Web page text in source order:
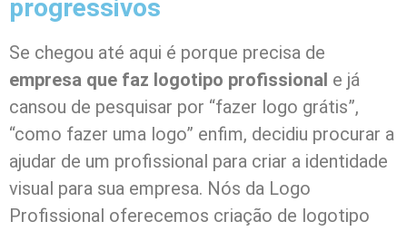
progressivos
Se chegou até aqui é porque precisa de
empresa que faz logotipo profissional e já
cansou de pesquisar por “fazer logo grátis”,
“como fazer uma logo” enfim, decidiu procurar a
ajudar de um profissional para criar a identidade
visual para sua empresa. Nós da Logo
Profissional oferecemos criação de logotipo